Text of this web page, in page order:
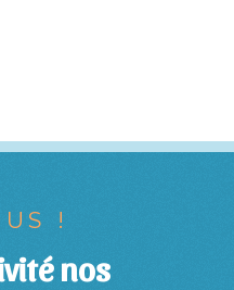
!
nos